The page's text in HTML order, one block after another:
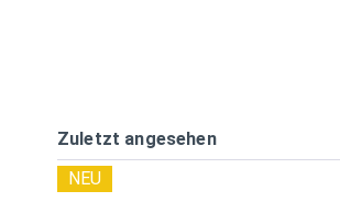
Zuletzt angesehen
NEU